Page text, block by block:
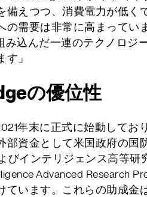
備えつつ、消費電力が低く
の需要は非常に高まってい
み込んだ一連のテクノロジ
」
の優位性
年末に正式に始動してお
部資金として米国政府の国
よびインテリジェンス高等研
Advanced Research
ています。これらの助成金